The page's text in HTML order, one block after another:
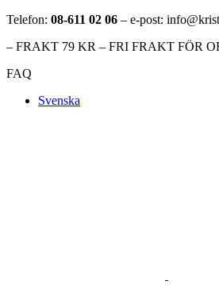
Telefon: 08-611 02 06 – e-post:
– FRAKT 79 KR – FRI FRAKT FÖR
FAQ
Svenska